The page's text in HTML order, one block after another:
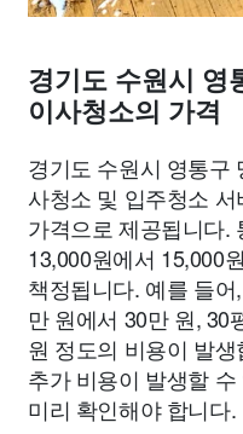
경기도 수원시 영
이사청소의 가격
경기도 수원시 영통구
사청소 및 입주청소
가격으로 제공됩니다.
13,000원에서 15,000
책정됩니다. 예를 들
만 원에서 30만 원, 30
원 정도의 비용이 발
추가 비용이 발생할
미리 확인해야 합니다.